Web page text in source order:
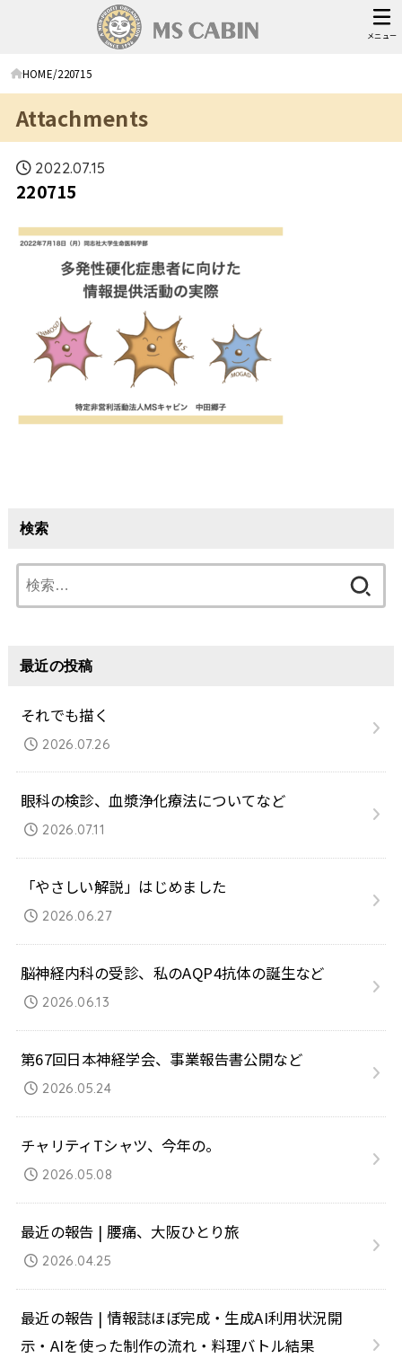
メニュー
HOME 220715
Attachments
2022.07.15
220715
検索
索:
最近の投稿
それでも描く
2026.07.26
眼科の検診、血漿浄化療法についてなど
2026.07.11
「やさしい解説」はじめました
2026.06.27
脳神経内科の受診、私のAQP4抗体の誕生など
2026.06.13
第67回日本神経学会、事業報告書公開など
2026.05.24
チャリティTシャツ、今年の。
2026.05.08
最近の報告 | 腰痛、大阪ひとり旅
2026.04.25
最近の報告 | 情報誌ほぼ完成・生成AI利用状況開
示・AIを使った制作の流れ・料理バトル結果